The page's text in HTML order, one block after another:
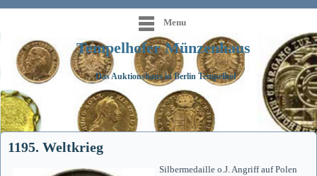
Menu
Tempelhofer Münzenhaus
Das Auktionshaus in Berlin Tempelhof
1195. Weltkrieg
Silbermedaille o.J. Angriff auf Polen